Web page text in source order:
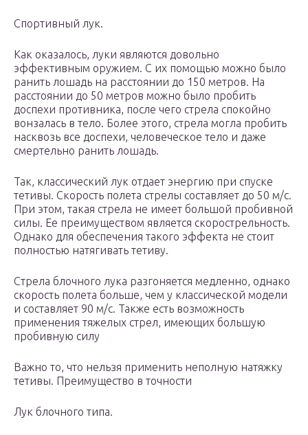
Спортивный лук.
Как оказалось, луки являются довольно
эффективным оружием. С их помощью можно было
ранить лошадь на расстоянии до 150 метров. На
расстоянии до 50 метров можно было пробить
доспехи противника, после чего стрела спокойно
вонзалась в тело. Более этого, стрела могла пробить
насквозь все доспехи, человеческое тело и даже
смертельно ранить лошадь.
Так, классический лук отдает энергию при спуске
тетивы. Скорость полета стрелы составляет до 50 м/с.
При этом, такая стрела не имеет большой пробивной
силы. Ее преимуществом является скорострельность.
Однако для обеспечения такого эффекта не стоит
полностью натягивать тетиву.
Стрела блочного лука разгоняется медленно, однако
скорость полета больше, чем у классической модели
и составляет 90 м/с. Также есть возможность
применения тяжелых стрел, имеющих большую
пробивную силу
Важно то, что нельзя применить неполную натяжку
тетивы. Преимущество в точности
Лук блочного типа.